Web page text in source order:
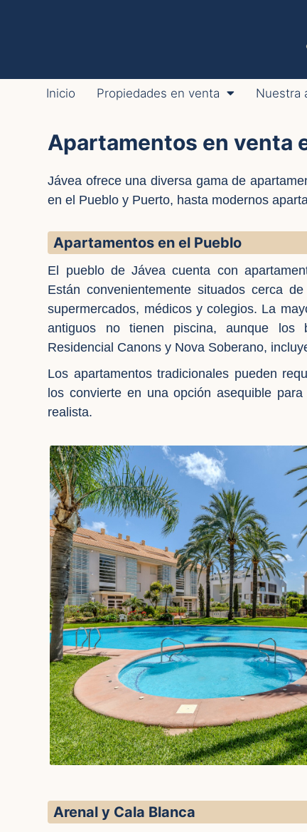
Inicio Propiedades en venta Nuestra
Apartamentos en venta
Jávea ofrece una diversa gama de
en el Pueblo y Puerto, hasta modernos
Apartamentos en el Pueblo
El pueblo de Jávea cuenta con
Están convenientemente situados cerca
supermercados, médicos y colegios. La
antiguos no tienen piscina, aunque los
Residencial Canons y Nova Soberano,
Los apartamentos tradicionales pueden
los convierte en una opción asequible
realista.
Arenal y Cala Blanca